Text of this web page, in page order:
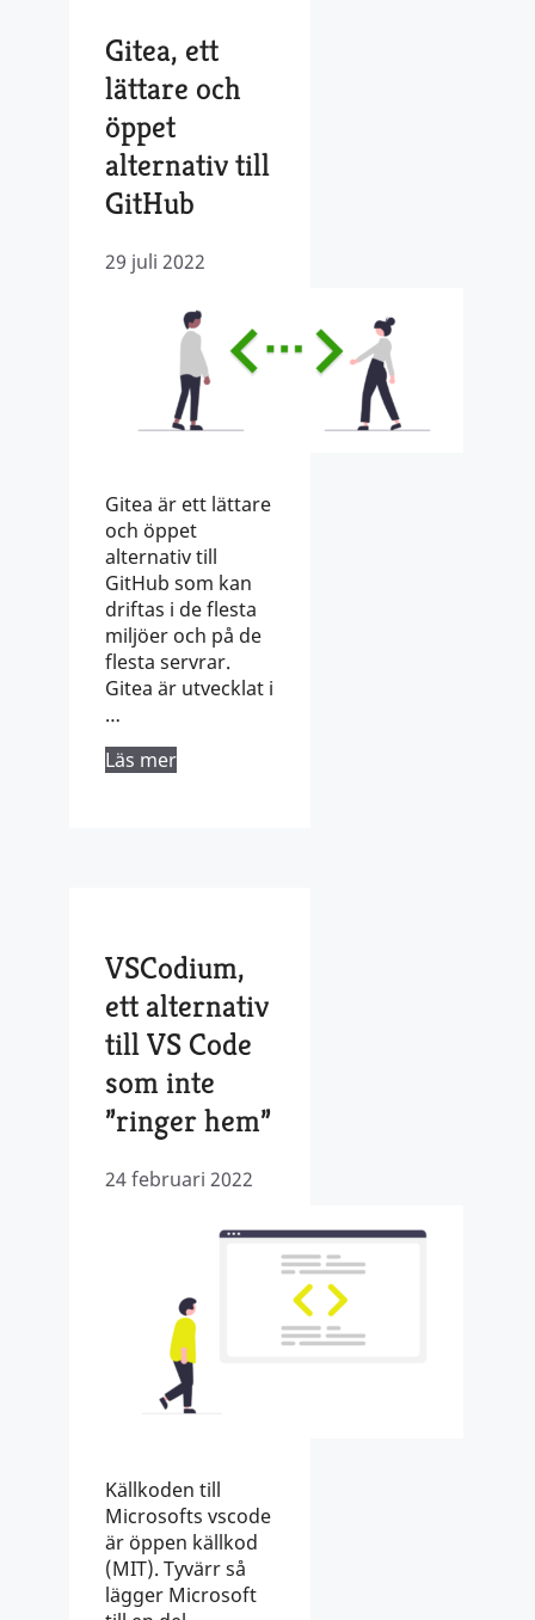
Gitea, ett
lättare och
öppet
alternativ till
GitHub
29 juli 2022
Gitea är ett lättare
och öppet
alternativ till
GitHub som kan
driftas i de flesta
miljöer och på de
flesta servrar.
Gitea är utvecklat i
…
Läs mer
VSCodium,
ett alternativ
till VS Code
som inte
”ringer hem”
24 februari 2022
Källkoden till
Microsofts vscode
är öppen källkod
(MIT). Tyvärr så
lägger Microsoft